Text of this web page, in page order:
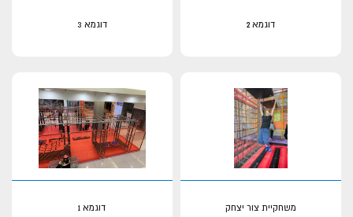
דוגמא 2 דוגמא 3
משחקיית צור יצחק דוגמא 1